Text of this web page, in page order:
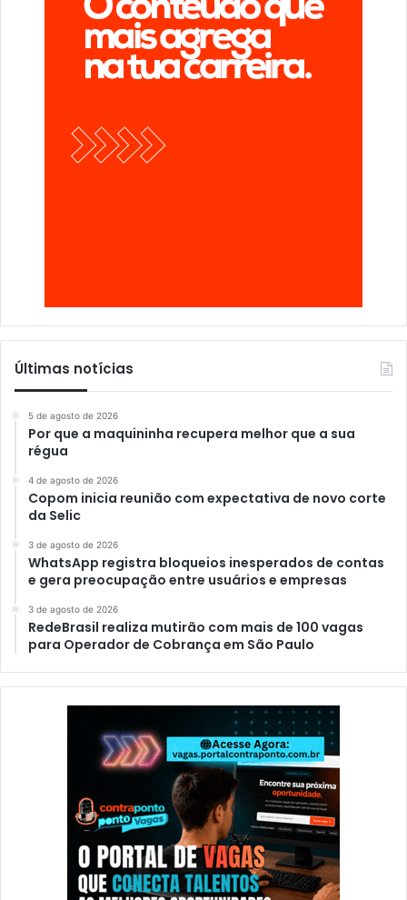
Últimas notícias
5 de agosto de 2026
Por que a maquininha recupera melhor que a sua
régua
4 de agosto de 2026
Copom inicia reunião com expectativa de novo corte
da Selic
3 de agosto de 2026
WhatsApp registra bloqueios inesperados de contas
e gera preocupação entre usuários e empresas
3 de agosto de 2026
RedeBrasil realiza mutirão com mais de 100 vagas
para Operador de Cobrança em São Paulo